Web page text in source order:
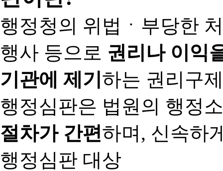
행정청의 위법ㆍ부당한
행사 등으로 권리나 이익
기관에 제기하는 권리구
행정심판은 법원의 행정
절차가 간편하며, 신속하
행정심판 대상